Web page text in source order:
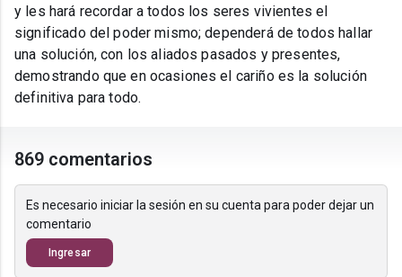
y les hará recordar a todos los seres vivientes el
significado del poder mismo; dependerá de todos hallar
una solución, con los aliados pasados y presentes,
demostrando que en ocasiones el cariño es la solución
definitiva para todo.
869 comentarios
Es necesario iniciar la sesión en su cuenta para poder dejar un
comentario
Ingresar